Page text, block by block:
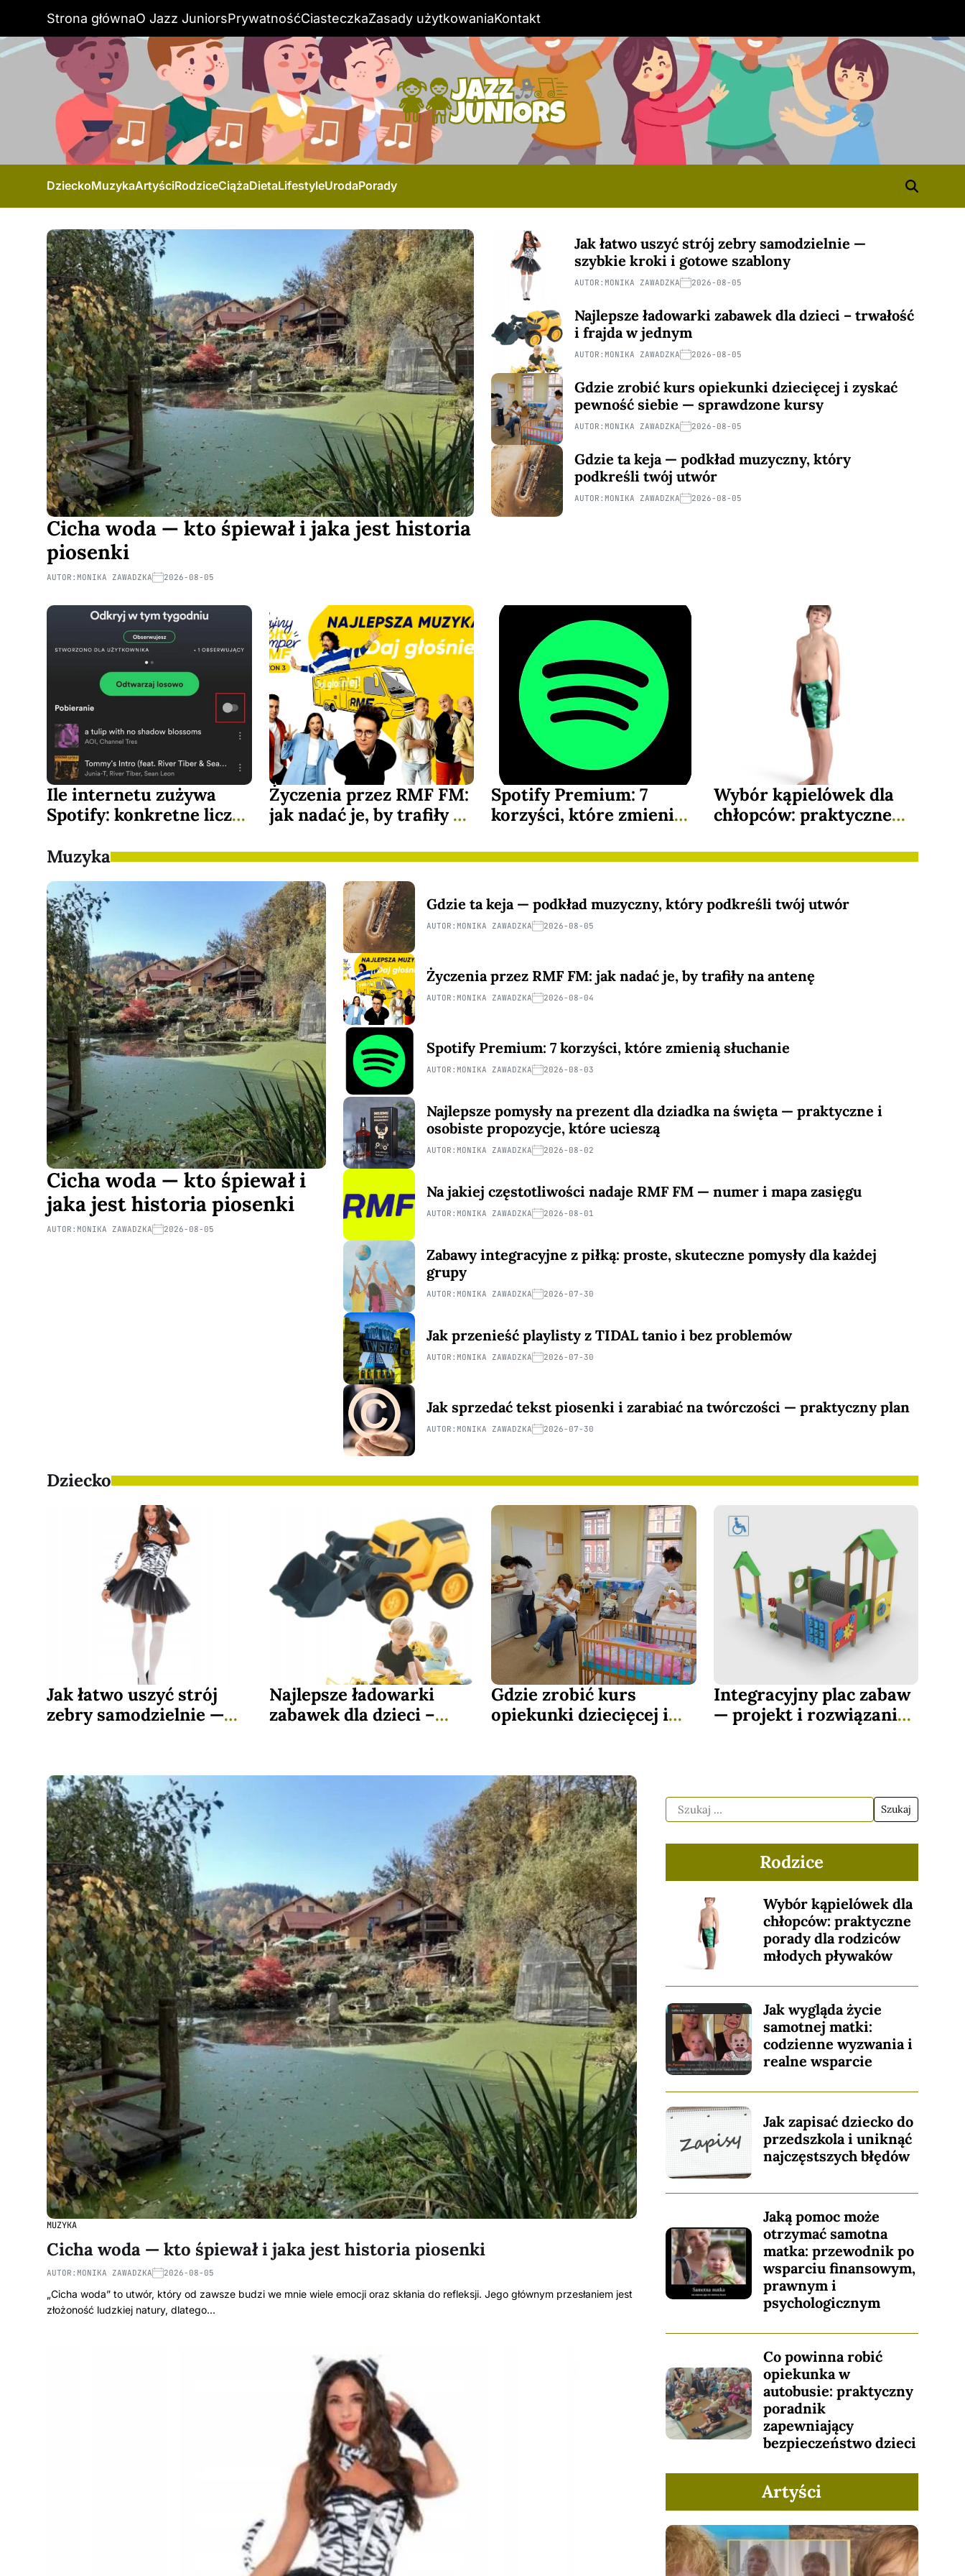
Strona głównaO Jazz JuniorsPrywatnośćCiasteczkaZasady użytkowaniaKontakt
DzieckoMuzykaArtyściRodziceCiążaDietaLifestyleUrodaPorady
Cicha woda — kto śpiewał i jaka jest historia
piosenki
AUTOR: MONIKA ZAWADZKA 2026-08-05
Jak łatwo uszyć strój zebry samodzielnie —
szybkie kroki i gotowe szablony
AUTOR: MONIKA ZAWADZKA 2026-08-05
Najlepsze ładowarki zabawek dla dzieci – trwałość
i frajda w jednym
AUTOR: MONIKA ZAWADZKA 2026-08-05
Gdzie zrobić kurs opiekunki dziecięcej i zyskać
pewność siebie — sprawdzone kursy
AUTOR: MONIKA ZAWADZKA 2026-08-05
Gdzie ta keja — podkład muzyczny, który
podkreśli twój utwór
AUTOR: MONIKA ZAWADZKA 2026-08-05
Ile internetu zużywa
Spotify: konkretne liczby
Życzenia przez RMF FM:
jak nadać je, by trafiły na
Spotify Premium: 7
korzyści, które zmienią
Wybór kąpielówek dla
chłopców: praktyczne
młodych pływaków
Muzyka
Cicha woda — kto śpiewał i
jaka jest historia piosenki
AUTOR: MONIKA ZAWADZKA 2026-08-05
Gdzie ta keja — podkład muzyczny, który podkreśli twój utwór
AUTOR: MONIKA ZAWADZKA 2026-08-05
Życzenia przez RMF FM: jak nadać je, by trafiły na antenę
AUTOR: MONIKA ZAWADZKA 2026-08-04
Spotify Premium: 7 korzyści, które zmienią słuchanie
AUTOR: MONIKA ZAWADZKA 2026-08-03
Najlepsze pomysły na prezent dla dziadka na święta — praktyczne i
osobiste propozycje, które ucieszą
AUTOR: MONIKA ZAWADZKA 2026-08-02
Na jakiej częstotliwości nadaje RMF FM — numer i mapa zasięgu
AUTOR: MONIKA ZAWADZKA 2026-08-01
Zabawy integracyjne z piłką: proste, skuteczne pomysły dla każdej
grupy
AUTOR: MONIKA ZAWADZKA 2026-07-30
Jak przenieść playlisty z TIDAL tanio i bez problemów
AUTOR: MONIKA ZAWADZKA 2026-07-30
Jak sprzedać tekst piosenki i zarabiać na twórczości — praktyczny plan
AUTOR: MONIKA ZAWADZKA 2026-07-30
Dziecko
Jak łatwo uszyć strój
zebry samodzielnie —
Najlepsze ładowarki
zabawek dla dzieci –
Gdzie zrobić kurs
opiekunki dziecięcej i
Integracyjny plac zabaw
— projekt i rozwiązania,
MUZYKA
Cicha woda — kto śpiewał i jaka jest historia piosenki
AUTOR: MONIKA ZAWADZKA 2026-08-05
„Cicha woda” to utwór, który od zawsze budzi we mnie wiele emocji oraz skłania do refleksji. Jego głównym przesłaniem jest
złożoność ludzkiej natury, dlatego…
Rodzice
Wybór kąpielówek dla
chłopców: praktyczne
porady dla rodziców
młodych pływaków
Jak wygląda życie
samotnej matki:
codzienne wyzwania i
realne wsparcie
Jak zapisać dziecko do
przedszkola i uniknąć
najczęstszych błędów
Jaką pomoc może
otrzymać samotna
matka: przewodnik po
wsparciu finansowym,
prawnym i
psychologicznym
Co powinna robić
opiekunka w
autobusie: praktyczny
poradnik
zapewniający
bezpieczeństwo dzieci
Artyści